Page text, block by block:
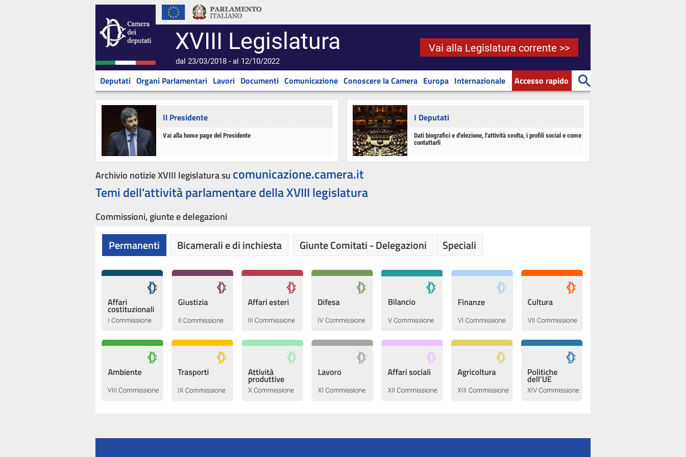
XVIII Legislatura
dal 23/03/2018 - al 12/10/2022
Vai alla Legislatura corrente >>
Deputati Organi Parlamentari Lavori Documenti Comunicazione Conoscere la Camera Europa Internazionale Accesso rapido
Il Presidente
Vai alla home page del Presidente
I Deputati
Dati biografici e d'elezione, l'attività svolta, i profili social e come
contattarli
Archivio notizie XVIII legislatura su comunicazione.camera.it
Temi dell'attività parlamentare della XVIII legislatura
Commissioni, giunte e delegazioni
Permanenti Bicamerali e di inchiesta Giunte Comitati - Delegazioni Speciali